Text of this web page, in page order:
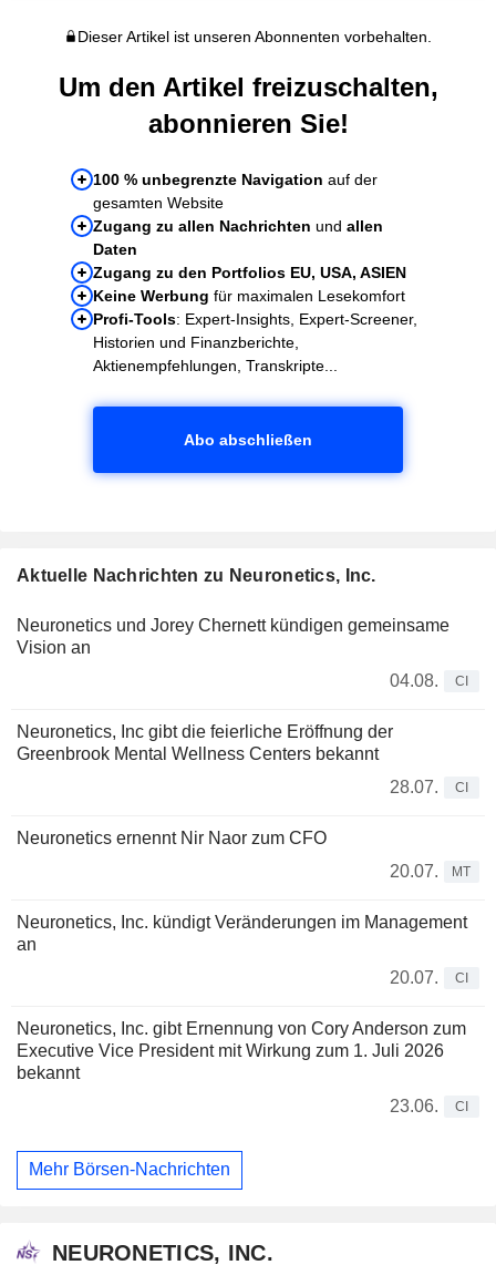
Dieser Artikel ist unseren Abonnenten vorbehalten.
Um den Artikel freizuschalten,
abonnieren Sie!
100 % unbegrenzte Navigation auf der
gesamten Website
Zugang zu allen Nachrichten und allen
Daten
Zugang zu den Portfolios EU, USA, ASIEN
Keine Werbung für maximalen Lesekomfort
Profi-Tools: Expert-Insights, Expert-Screener,
Historien und Finanzberichte,
Aktienempfehlungen, Transkripte...
Abo abschließen
Aktuelle Nachrichten zu Neuronetics, Inc.
Neuronetics und Jorey Chernett kündigen gemeinsame
Vision an
04.08.
CI
Neuronetics, Inc gibt die feierliche Eröffnung der
Greenbrook Mental Wellness Centers bekannt
28.07.
CI
Neuronetics ernennt Nir Naor zum CFO
20.07.
MT
Neuronetics, Inc. kündigt Veränderungen im Management
an
20.07.
CI
Neuronetics, Inc. gibt Ernennung von Cory Anderson zum
Executive Vice President mit Wirkung zum 1. Juli 2026
bekannt
23.06.
CI
Mehr Börsen-Nachrichten
NEURONETICS, INC.